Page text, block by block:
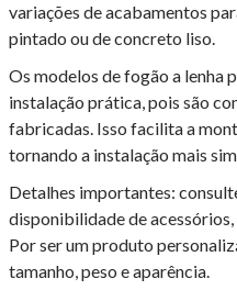
variações de acabamentos
pintado ou de concreto liso.
Os modelos de fogão a lenha
instalação prática, pois são
fabricadas. Isso facilita a
tornando a instalação mais
Detalhes importantes:
disponibilidade de
Por ser um produto
tamanho, peso e aparência.